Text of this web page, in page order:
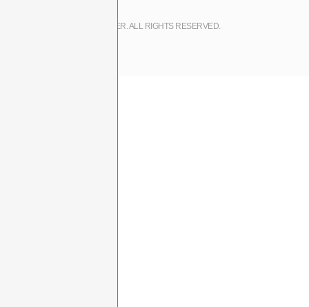
COPYRIGHT (C) 2017 LINE CYBER. ALL RIGHTS RESERVED.